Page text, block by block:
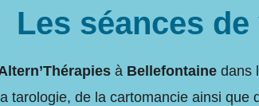
Les séances
à Bellefontaine dans
tarologie, de la cartomancie ainsi que